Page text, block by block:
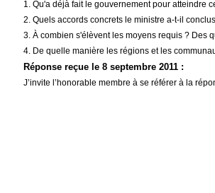
1. Qu'a déjà fait le gouvernement pour atteindre
2. Quels accords concrets le ministre a-t-il
3. À combien s'élèvent les moyens requis ? Des
4. De quelle manière les régions et les
Réponse reçue le 8 septembre 2011 :
J’invite l’honorable membre à se référer à la